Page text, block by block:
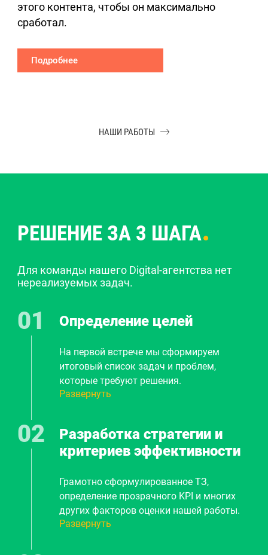
этого контента, чтобы он максимально
сработал.
Подробнее
НАШИ РАБОТЫ
РЕШЕНИЕ ЗА 3 ШАГА.
Для команды нашего Digital-агентства нет
нереализуемых задач.
Определение целей
На первой встрече мы сформируем
итоговый список задач и проблем,
которые требуют решения.
Предварительно обговорим методы,
Развернуть
Разработка стратегии и
критериев эффективности
Грамотно сформулированное ТЗ,
определение прозрачного KPI и многих
других факторов оценки нашей работы.
Составление плана продвижения вашего
Развернуть